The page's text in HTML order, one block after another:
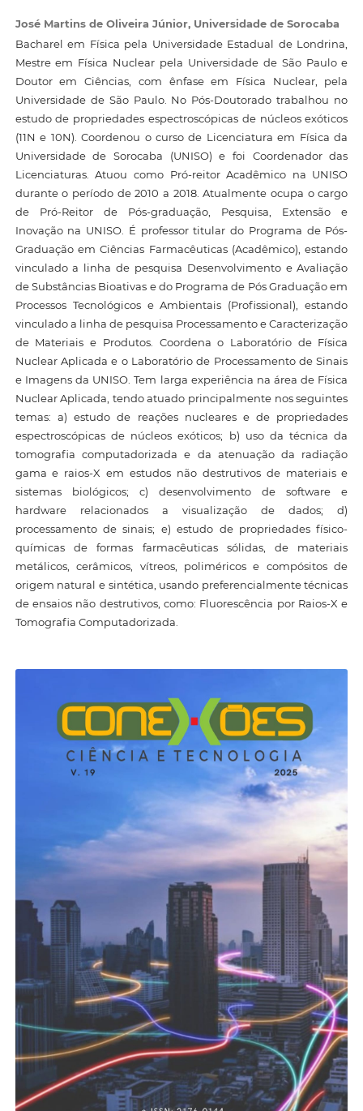
José Martins de Oliveira Júnior, Universidade de Sorocaba
Bacharel em Física pela Universidade Estadual de Londrina,
Mestre em Física Nuclear pela Universidade de São Paulo e
Doutor em Ciências, com ênfase em Física Nuclear, pela
Universidade de São Paulo. No Pós-Doutorado trabalhou no
estudo de propriedades espectroscópicas de núcleos exóticos
(11N e 10N). Coordenou o curso de Licenciatura em Física da
Universidade de Sorocaba (UNISO) e foi Coordenador das
Licenciaturas. Atuou como Pró-reitor Acadêmico na UNISO
durante o período de 2010 a 2018. Atualmente ocupa o cargo
de Pró-Reitor de Pós-graduação, Pesquisa, Extensão e
Inovação na UNISO. É professor titular do Programa de Pós-
Graduação em Ciências Farmacêuticas (Acadêmico), estando
vinculado a linha de pesquisa Desenvolvimento e Avaliação
de Substâncias Bioativas e do Programa de Pós Graduação em
Processos Tecnológicos e Ambientais (Profissional), estando
vinculado a linha de pesquisa Processamento e Caracterização
de Materiais e Produtos. Coordena o Laboratório de Física
Nuclear Aplicada e o Laboratório de Processamento de Sinais
e Imagens da UNISO. Tem larga experiência na área de Física
Nuclear Aplicada, tendo atuado principalmente nos seguintes
temas: a) estudo de reações nucleares e de propriedades
espectroscópicas de núcleos exóticos; b) uso da técnica da
tomografia computadorizada e da atenuação da radiação
gama e raios-X em estudos não destrutivos de materiais e
sistemas biológicos; c) desenvolvimento de software e
hardware relacionados a visualização de dados; d)
processamento de sinais; e) estudo de propriedades físico-
químicas de formas farmacêuticas sólidas, de materiais
metálicos, cerâmicos, vítreos, poliméricos e compósitos de
origem natural e sintética, usando preferencialmente técnicas
de ensaios não destrutivos, como: Fluorescência por Raios-X e
Tomografia Computadorizada.